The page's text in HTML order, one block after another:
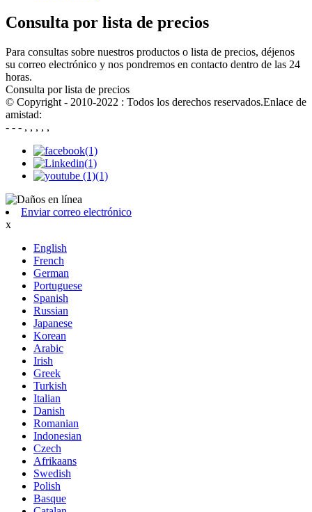
Consulta por lista de precios
Para consultas sobre nuestros productos o lista de precios, déjenos
su correo electrónico y nos pondremos en contacto dentro de las 24
horas.
Consulta por lista de precios
© Copyright - 2010-2022 : Todos los derechos reservados.Enlace de
amistad:
- - - , , , , ,
Enviar correo electrónico
x
English
French
German
Portuguese
Spanish
Russian
Japanese
Korean
Arabic
Irish
Greek
Turkish
Italian
Danish
Romanian
Indonesian
Czech
Afrikaans
Swedish
Polish
Basque